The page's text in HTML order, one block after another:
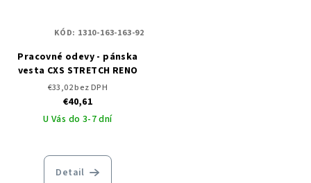
Pracovné odevy - pánska
vesta CXS STRETCH RENO
€33,02 bez DPH
€40,61
U Vás do 3-7 dní
Detail
KÓD: 1310-163-163-92